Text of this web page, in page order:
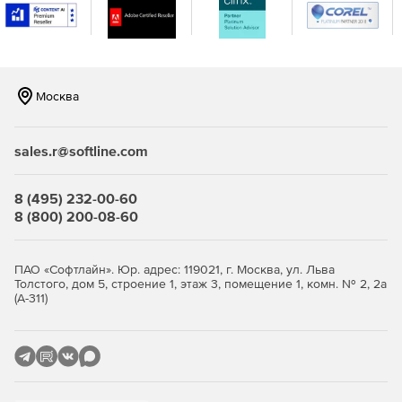
бизнес-приложений от Microsoft.
привлекать, фильтровать, собеседовать и лучше
Dynamics 365 for Talent: Onboard – помогает ускорить
результаты.
Dynamics 365 for Talent: Core HR – оптимизирует
для самообслуживания и совместной работы.
Смешанная реальность
специалистам эффективнее решать проблемы,
Москва
sales.r@softline.com
8 (495) 232-00-60
8 (800) 200-08-60
ПАО «Софтлайн». Юр. адрес: 119021, г. Москва, ул. Льва
Толстого, дом 5, строение 1, этаж 3, помещение 1, комн. № 2, 2а
(А-311)